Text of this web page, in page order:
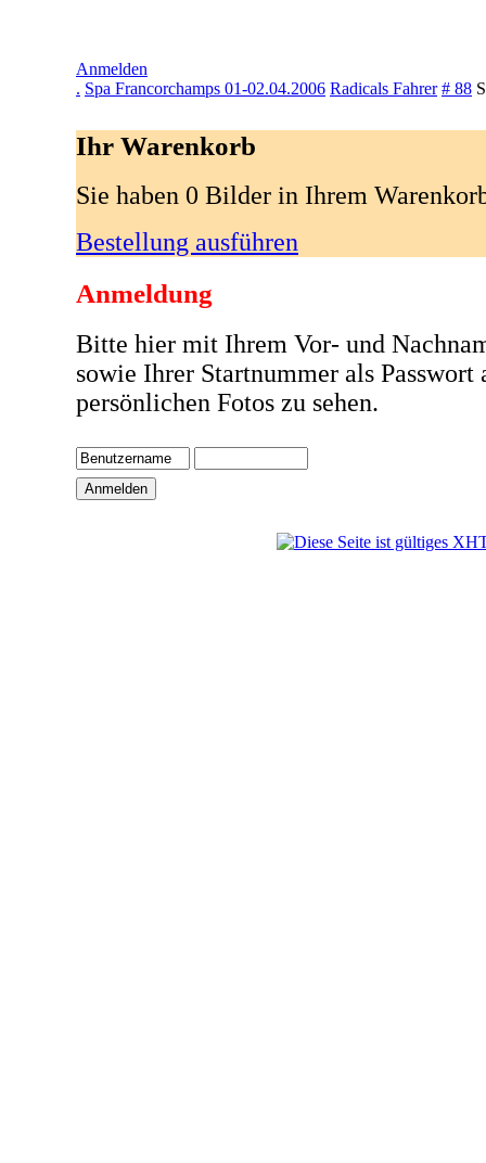
Anmelden
. Spa Francorchamps 01-02.04.2006 Radicals Fahrer # 88
Ihr Warenkorb
Sie haben 0 Bilder in Ihrem
Bestellung ausführen
Anmeldung
Bitte hier mit Ihrem Vor- und
sowie Ihrer Startnummer als Passwort
persönlichen Fotos zu sehen.